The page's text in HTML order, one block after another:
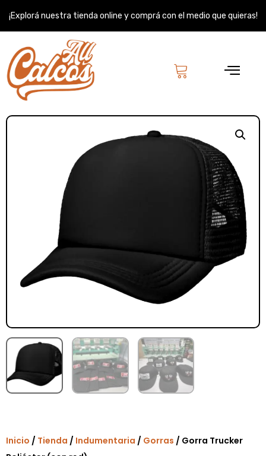
¡Explorá nuestra tienda online y comprá con el medio que quieras!
Inicio / Tienda / Indumentaria / Gorras / Gorra Trucker